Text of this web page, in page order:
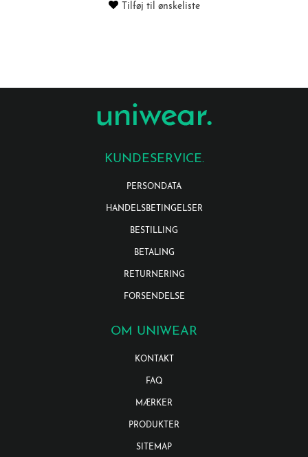
Tilføj til ønskeliste
KUNDESERVICE.
PERSONDATA
HANDELSBETINGELSER
BESTILLING
BETALING
RETURNERING
FORSENDELSE
OM UNIWEAR
KONTAKT
FAQ
MÆRKER
PRODUKTER
SITEMAP